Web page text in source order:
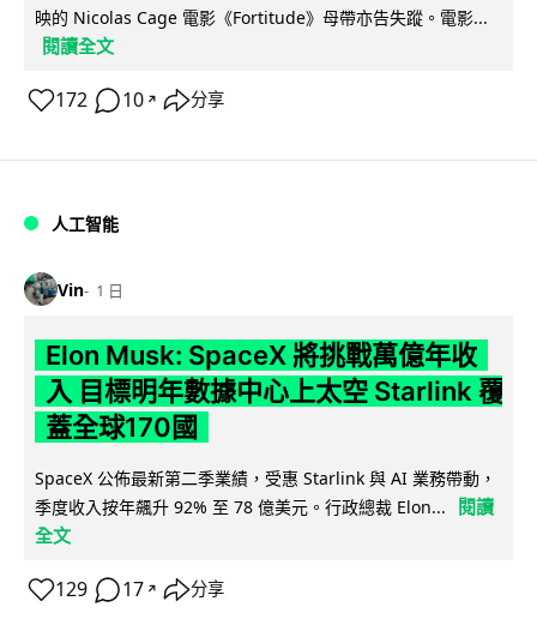
映的 Nicolas Cage 電影《Fortitude》母帶亦告失蹤。電影...
閱讀全文
172 10 ↗ 分享
人工智能
Vin 1 日
Elon Musk: SpaceX 將挑戰萬億年收
入 目標明年數據中心上太空 Starlink 覆
蓋全球170國
SpaceX 公佈最新第二季業績，受惠 Starlink 與 AI 業務帶動，
季度收入按年飆升 92% 至 78 億美元。行政總裁 Elon...
閱讀
全文
129 17 ↗ 分享